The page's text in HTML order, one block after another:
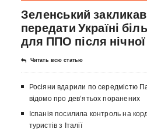
Зеленський закликав
передати Україні
для ППО після
Читать всю статью
Росіяни вдарили по середмістю
відомо про девʼятьох поранених
Іспанія посилила контроль на
туристів з Італії